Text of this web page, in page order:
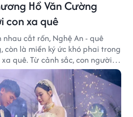
Hồ Văn Cường
con xa quê
cắt rốn, Nghệ An - quê
còn là miền ký ức khó phai trong
quê. Từ cảnh sắc, con người
tất cả đều trở thành những
ngày trở về.